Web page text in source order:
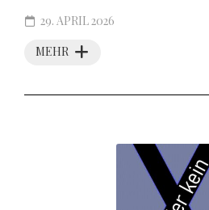
MEHR
29. APRIL 2026